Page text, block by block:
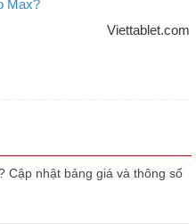
Max?
Viettablet.com
Cập nhật bảng giá và thông số